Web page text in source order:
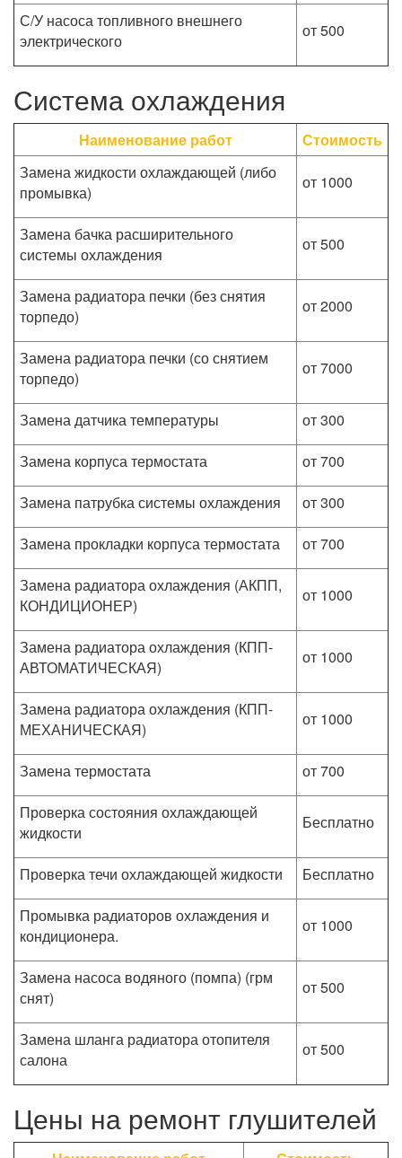
С/У насоса топливного внешнего
электрического
от 500
Система охлаждения
Наименование работ
Стоимость
Замена жидкости охлаждающей (либо
промывка)
от 1000
Замена бачка расширительного
системы охлаждения
от 500
Замена радиатора печки (без снятия
торпедо)
от 2000
Замена радиатора печки (со снятием
торпедо)
от 7000
Замена датчика температуры
от 300
Замена корпуса термостата
от 700
Замена патрубка системы охлаждения
от 300
Замена прокладки корпуса термостата
от 700
Замена радиатора охлаждения (АКПП,
КОНДИЦИОНЕР)
от 1000
Замена радиатора охлаждения (КПП-
АВТОМАТИЧЕСКАЯ)
от 1000
Замена радиатора охлаждения (КПП-
МЕХАНИЧЕСКАЯ)
от 1000
Замена термостата
от 700
Проверка состояния охлаждающей
жидкости
Бесплатно
Проверка течи охлаждающей жидкости
Бесплатно
Промывка радиаторов охлаждения и
кондиционера.
от 1000
Замена насоса водяного (помпа) (грм
снят)
от 500
Замена шланга радиатора отопителя
салона
от 500
Цены на ремонт глушителей